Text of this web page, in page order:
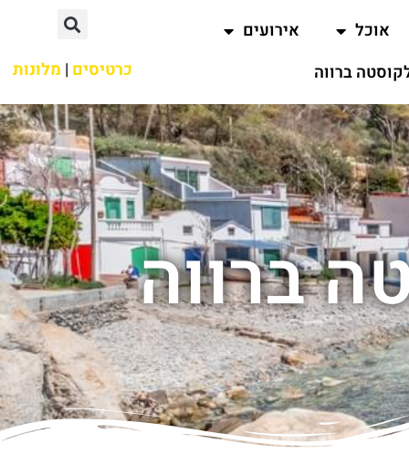
אוכל
אירועים
ברווה כרטיסים | מלונות
ברווה